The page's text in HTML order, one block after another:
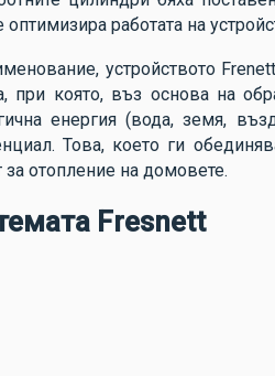
работата на
устройството
при която, въз основа на
енергия (вода, земя,
Това, което ги
отопление на домовете.
Fresnett